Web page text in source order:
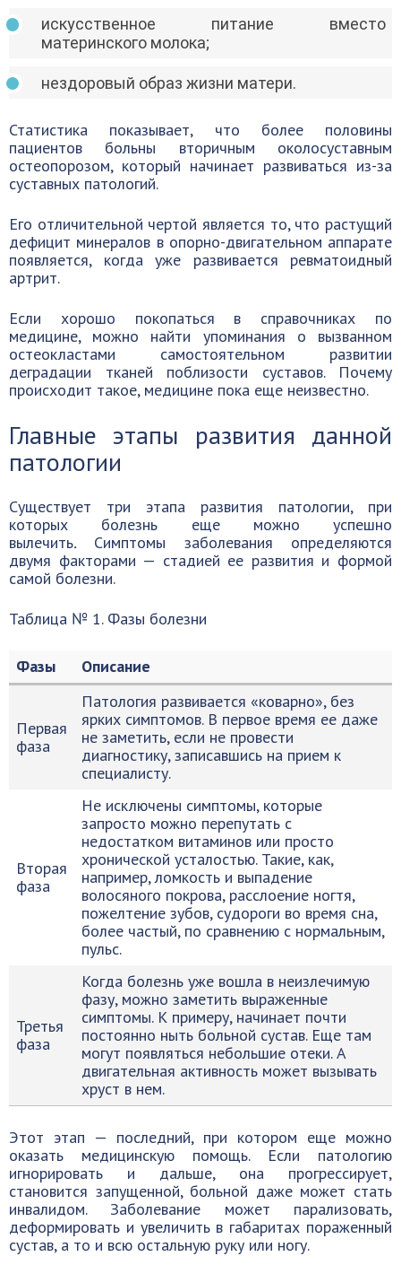
искусственное питание вместо
материнского молока;
нездоровый образ жизни матери.
Статистика показывает, что более половины
пациентов больны вторичным околосуставным
остеопорозом, который начинает развиваться из-за
суставных патологий.
Его отличительной чертой является то, что растущий
дефицит минералов в опорно-двигательном аппарате
появляется, когда уже развивается ревматоидный
артрит.
Если хорошо покопаться в справочниках по
медицине, можно найти упоминания о вызванном
остеокластами самостоятельном развитии
деградации тканей поблизости суставов. Почему
происходит такое, медицине пока еще неизвестно.
Главные этапы развития данной
патологии
Существует три этапа развития патологии, при
которых болезнь еще можно успешно
вылечить. Симптомы заболевания определяются
двумя факторами — стадией ее развития и формой
самой болезни.
Таблица № 1. Фазы болезни
Фазы Описание
Первая
фаза
Патология развивается «коварно», без
ярких симптомов. В первое время ее даже
не заметить, если не провести
диагностику, записавшись на прием к
специалисту.
Вторая
фаза
Не исключены симптомы, которые
запросто можно перепутать с
недостатком витаминов или просто
хронической усталостью. Такие, как,
например, ломкость и выпадение
волосяного покрова, расслоение ногтя,
пожелтение зубов, судороги во время сна,
более частый, по сравнению с нормальным,
пульс.
Третья
фаза
Когда болезнь уже вошла в неизлечимую
фазу, можно заметить выраженные
симптомы. К примеру, начинает почти
постоянно ныть больной сустав. Еще там
могут появляться небольшие отеки. А
двигательная активность может вызывать
хруст в нем.
Этот этап — последний, при котором еще можно
оказать медицинскую помощь. Если патологию
игнорировать и дальше, она прогрессирует,
становится запущенной, больной даже может стать
инвалидом. Заболевание может парализовать,
деформировать и увеличить в габаритах пораженный
сустав, а то и всю остальную руку или ногу.